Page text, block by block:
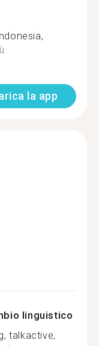
la app
linguistico
talkactive,